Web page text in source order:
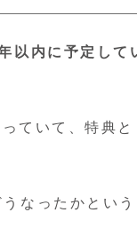
以内に予定して
ていて、特典と
なったかとい